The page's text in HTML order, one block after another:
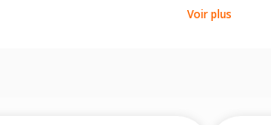
dimensions de vos pneus ? Ces informations
Voir plus